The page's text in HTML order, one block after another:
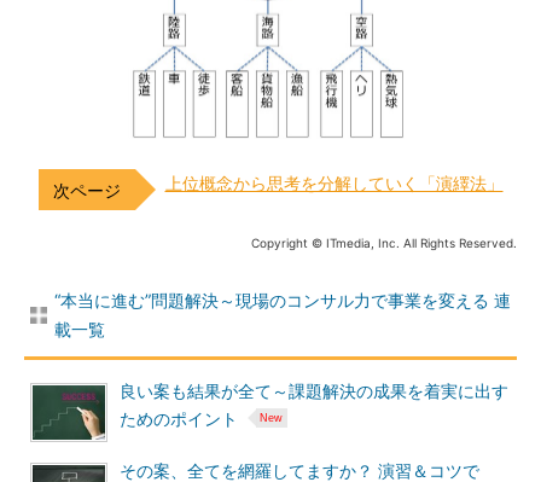
上位概念から思考を分解していく「演繹法」
Copyright © ITmedia, Inc. All Rights Reserved.
“本当に進む”問題解決～現場のコンサル力で事業を変える 連
載一覧
良い案も結果が全て～課題解決の成果を着実に出す
ためのポイント
その案、全てを網羅してますか？ 演習＆コツで